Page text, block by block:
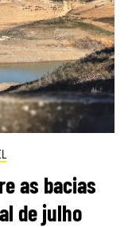
as bacias
de julho